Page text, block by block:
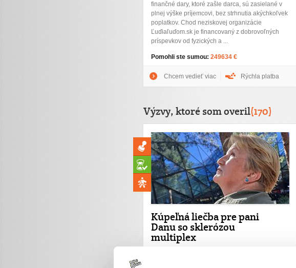
finančné dary, ktoré zašle darca, sú zasielané v
plnej výške príjemcovi, bez strhnutia akýchkoľvek
poplatkov. Chod neziskovej organizácie
Ľuďiaľuďom.sk je financovaný z dobrovoľných
príspevkov od fyzických a ...
Pomohli ste sumou: 249634 €
Chcem vedieť viac Rýchla platba
Výzvy, ktoré som overil(170)
Kúpeľná liečba pre pani
Danu so sklerózou
multiplex